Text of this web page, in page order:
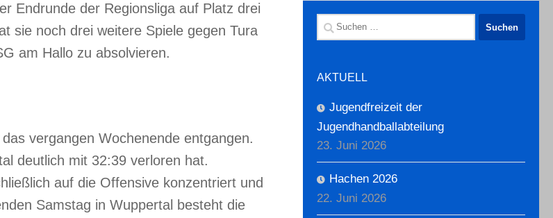
Endrunde der Regionsliga auf Platz drei
sie noch drei weitere Spiele gegen Tura
am Hallo zu absolvieren.
vergangen Wochenende entgangen.
deutlich mit 32:39 verloren hat.
auf die Offensive konzentriert und
Samstag in Wuppertal besteht die
Suchen
nach:
AKTUELL
Jugendfreizeit der
Jugendhandballabteilung
23. Juni 2026
Hachen 2026
22. Juni 2026